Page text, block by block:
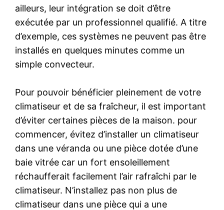
ailleurs, leur intégration se doit d’être
exécutée par un professionnel qualifié. A titre
d’exemple, ces systèmes ne peuvent pas être
installés en quelques minutes comme un
simple convecteur.
Pour pouvoir bénéficier pleinement de votre
climatiseur et de sa fraîcheur, il est important
d’éviter certaines pièces de la maison. pour
commencer, évitez d’installer un climatiseur
dans une véranda ou une pièce dotée d’une
baie vitrée car un fort ensoleillement
réchaufferait facilement l’air rafraîchi par le
climatiseur. N’installez pas non plus de
climatiseur dans une pièce qui a une